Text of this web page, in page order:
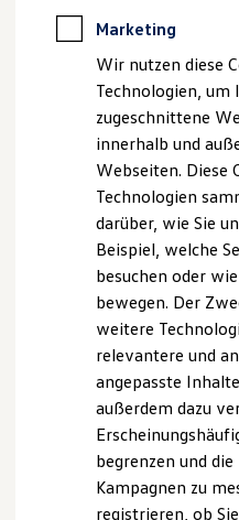
Elektromobilität
Elektroautos
ID. EVERY1
Reichweite
Reichweite
Reichweite
Rekuperation
Laden
Laden
Laden
Sicherheit
Garantie und
Nachhaltigkeit
Kosten und Kauf
Kaufoptionen
E-Auto-
Software und
Die ID.
ID. Software
eine dynamische
unabhängig
Durch das Zusammenspiel
Automatikmodus
Wohlfühlsitzklima
Kontaktzone zwischen Sitz
und Feuchtigkeit
Faktoren und favorisierten
„Warmer Rücken“
Wohlfühlklima berechnet.
können Sie zwischendrei
über trocken bis hin zu kühl.
Auch die Passagiere auf
Sitzreihe genießen den
beheizen zu können.
Marketing
Wir nutzen diese
Technologien, um
zugeschnittene
innerhalb und
Webseiten. Diese
Technologien
darüber, wie Sie
Beispiel, welche
besuchen oder
bewegen. Der
weitere
relevantere und
angepasste
außerdem dazu
begrenzen und
Kampagnen zu
registrieren, ob